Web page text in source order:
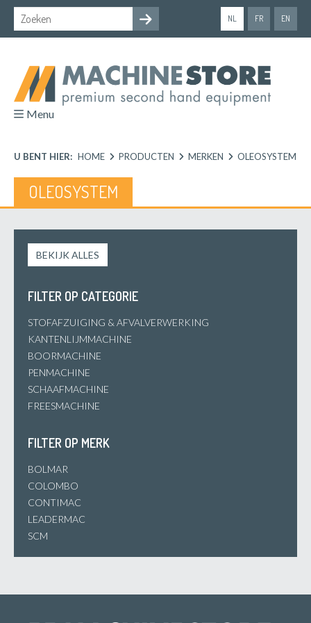
NL FR EN
Menu
U BENT HIER: HOME PRODUCTEN MERKEN OLEOSYSTEM
OLEOSYSTEM
BEKIJK ALLES
FILTER OP CATEGORIE
STOFAFZUIGING & AFVALVERWERKING
KANTENLIJMMACHINE
BOORMACHINE
PENMACHINE
SCHAAFMACHINE
FREESMACHINE
FILTER OP MERK
BOLMAR
COLOMBO
CONTIMAC
LEADERMAC
SCM